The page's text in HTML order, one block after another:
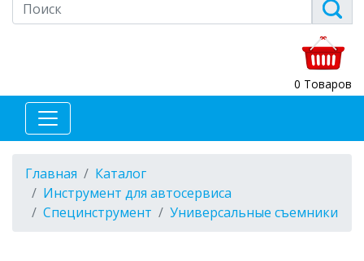
0 Товаров
Главная
Каталог
Инструмент для автосервиса
Специнструмент
Универсальные съемники